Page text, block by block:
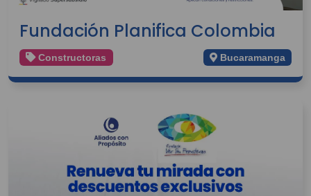
Fundación Planifica Colombia
Constructoras Bucaramanga